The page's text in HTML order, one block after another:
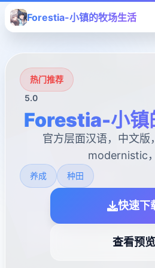
Forestia-小镇的牧场生活
热门推荐
5.0
Forestia-小镇
官方层面汉语，中文版
modernistic
养成 种田
快速下
查看预览